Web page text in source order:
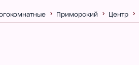
Приморский Центр